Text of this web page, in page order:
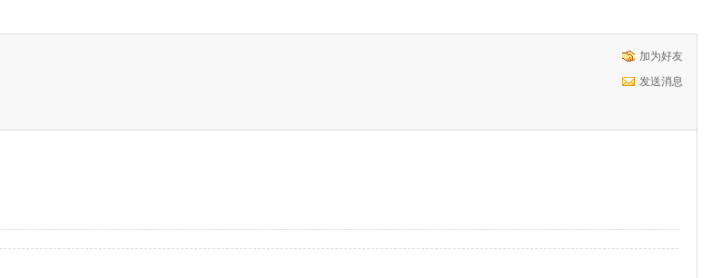
加为好友
发送消息